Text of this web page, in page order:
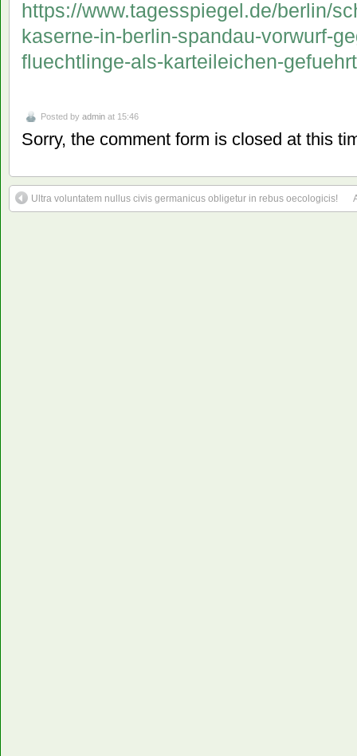
https://www.tagesspiegel.de/berlin/
kaserne-in-berlin-spandau-vorwurf-
fluechtlinge-als-karteileichen-
Posted by admin at 15:46
Sorry, the comment form is closed at this
Ultra voluntatem nullus civis germanicus obligetur in rebus oecologicis!